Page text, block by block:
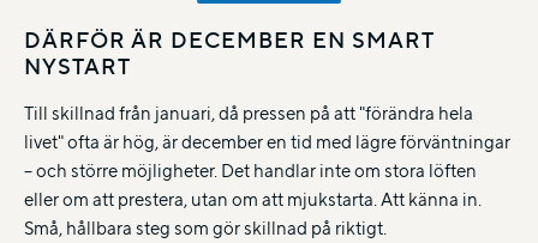
DÄRFÖR ÄR DECEMBER EN SMART
NYSTART
Till skillnad från januari, då pressen på att "förändra hela
livet" ofta är hög, är december en tid med lägre förväntningar
– och större möjligheter. Det handlar inte om stora löften
eller om att prestera, utan om att mjukstarta. Att känna in.
Små, hållbara steg som gör skillnad på riktigt.